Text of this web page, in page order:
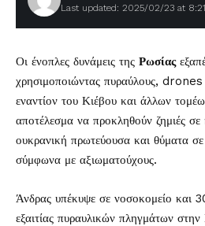
Last updated: 2025/02/23 at
Οι ένοπλες δυνάμεις της Ρωσίας
χρησιμοποιώντας πυραύλους, drones
εναντίον του Κιέβου και άλλων
αποτέλεσμα να προκληθούν ζημιές σε
ουκρανική πρωτεύουσα και θύματα σε
σύμφωνα με αξιωματούχους.
Άνδρας υπέκυψε σε νοσοκομείο και
εξαιτίας πυραυλικών πληγμάτων στην